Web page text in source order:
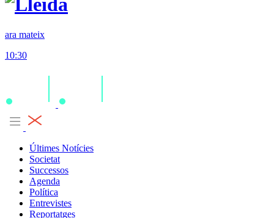
ara mateix
10:30
Últimes Notícies
Societat
Successos
Agenda
Política
Entrevistes
Reportatges